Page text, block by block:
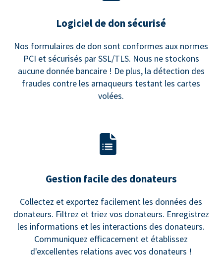
Logiciel de don sécurisé
Nos formulaires de don sont conformes aux normes
PCI et sécurisés par SSL/TLS. Nous ne stockons
aucune donnée bancaire ! De plus, la détection des
fraudes contre les arnaqueurs testant les cartes
volées.
Gestion facile des donateurs
Collectez et exportez facilement les données des
donateurs. Filtrez et triez vos donateurs. Enregistrez
les informations et les interactions des donateurs.
Communiquez efficacement et établissez
d'excellentes relations avec vos donateurs !